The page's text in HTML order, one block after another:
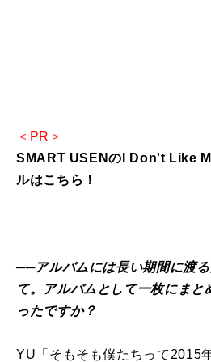
＜PR＞
SMART USENのI Don't Like
ルはこちら！
──アルバムには長い期間に渡
て。アルバムとして一枚にまと
ったですか？
YU「そもそも僕たちって2015